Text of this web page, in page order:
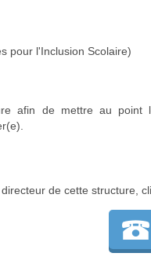
pour l'Inclusion Scolaire)
afin de mettre au point
de cette structure,